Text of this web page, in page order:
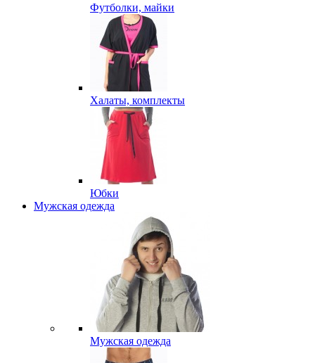
Футболки, майки
Халаты, комплекты
Юбки
Мужская одежда
Мужская одежда